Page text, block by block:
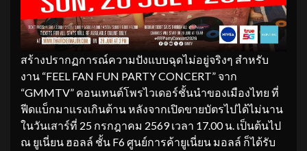
สร้างปรากฏการณ์ความปังแบบฉุดไม่อยู่จริงๆ สำหรับ
งาน “FEEL FAN FUN PARTY CONCERT” จาก
“GMMTV” คอนเทนต์โพรไวเดอร์ชั้นนำของเมืองไทย ที่
ฟีดแบ็กมาแรงเกินต้าน หลังจากเปิดขายบัตรไปได้ไม่นาน
ในวันเสาร์ที่ 25 กรกฎาคม 2569 เวลา 17.00 น. เป็นต้นไป
ณ ยูเนี่ยน ฮอลล์ ชั้น F6 ศูนย์การค้ายูเนี่ยน มอลล์ ก็ได้รับ